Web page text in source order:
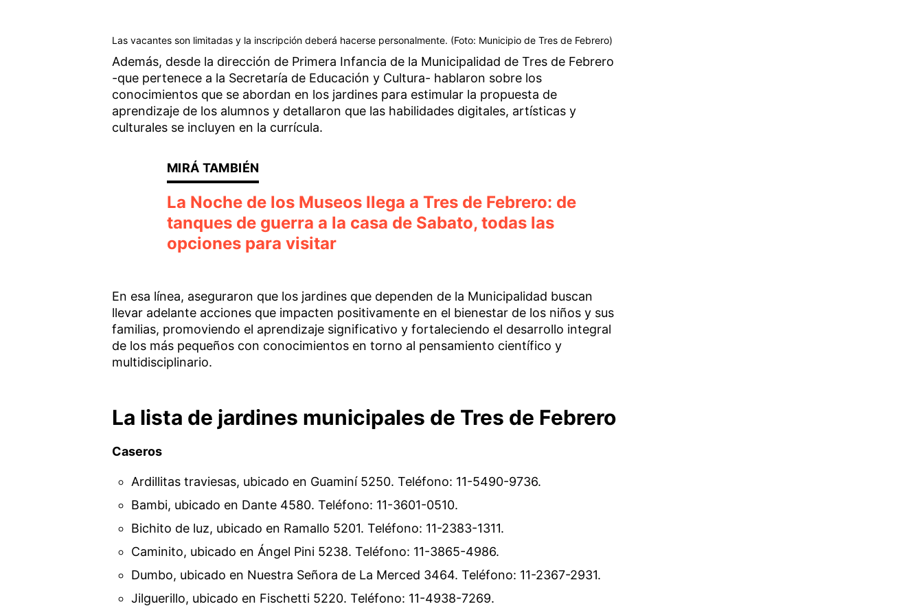
Las vacantes son limitadas y la inscripción deberá hacerse personalmente. (Foto: Municipio de Tres de Febrero)
Además, desde la dirección de Primera Infancia de la Municipalidad de Tres de Febrero
-que pertenece a la Secretaría de Educación y Cultura- hablaron sobre los
conocimientos que se abordan en los jardines para estimular la propuesta de
aprendizaje de los alumnos y detallaron que las habilidades digitales, artísticas y
culturales se incluyen en la currícula.
La Noche de los Museos llega a Tres de Febrero: de
tanques de guerra a la casa de Sabato, todas las
opciones para visitar
En esa línea, aseguraron que los jardines que dependen de la Municipalidad buscan
llevar adelante acciones que impacten positivamente en el bienestar de los niños y sus
familias, promoviendo el aprendizaje significativo y fortaleciendo el desarrollo integral
de los más pequeños con conocimientos en torno al pensamiento científico y
multidisciplinario.
La lista de jardines municipales de Tres de Febrero
Caseros
Ardillitas traviesas, ubicado en Guaminí 5250. Teléfono: 11-5490-9736.
Bambi, ubicado en Dante 4580. Teléfono: 11-3601-0510.
Bichito de luz, ubicado en Ramallo 5201. Teléfono: 11-2383-1311.
Caminito, ubicado en Ángel Pini 5238. Teléfono: 11-3865-4986.
Dumbo, ubicado en Nuestra Señora de La Merced 3464. Teléfono: 11-2367-2931.
Jilguerillo, ubicado en Fischetti 5220. Teléfono: 11-4938-7269.